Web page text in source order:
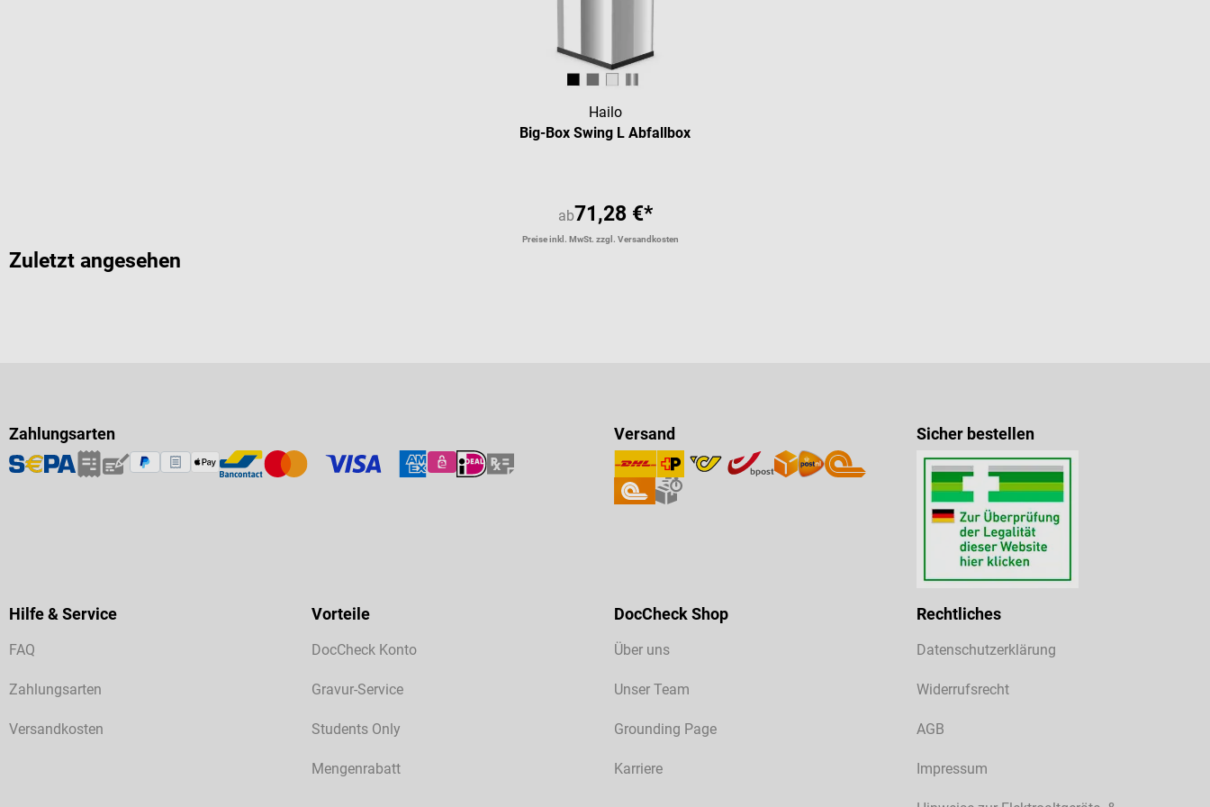
Hailo
Big-Box Swing L Abfallbox
ab71,28 €*
Preise inkl. MwSt. zzgl. Versandkosten
Zuletzt angesehen
Zahlungsarten Versand Sicher bestellen
Hilfe & Service
FAQ
Zahlungsarten
Versandkosten
Vorteile
DocCheck Konto
Gravur-Service
Students Only
Mengenrabatt
DocCheck Shop
Über uns
Unser Team
Grounding Page
Karriere
Rechtliches
Datenschutzerklärung
Widerrufsrecht
AGB
Impressum